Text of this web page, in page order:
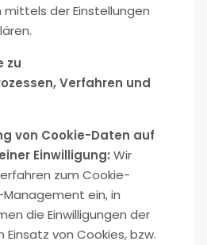
mittels der Einstellungen
zu
Verfahren und
von Cookie-Daten auf
Einwilligung: Wir
zum Cookie-
Management ein, in
die Einwilligungen der
Einsatz von Cookies, bzw.